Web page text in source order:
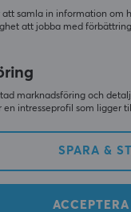
att samla in information om
att jobba med
marknadsföring och
en intresseprofil som ligger
SPARA &